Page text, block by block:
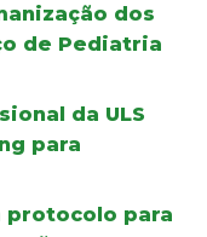
dos
de Pediatria
da ULS
para
protocolo para